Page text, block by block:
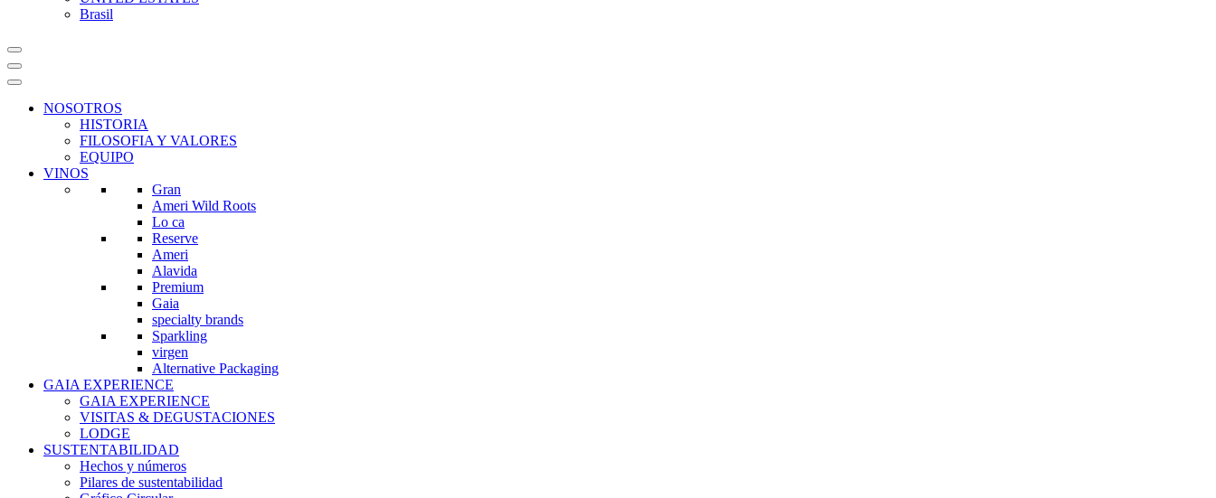
Brasil
NOSOTROS
HISTORIA
FILOSOFIA Y VALORES
EQUIPO
VINOS
Gran
Ameri Wild Roots
Lo ca
Reserve
Ameri
Alavida
Premium
Gaia
specialty brands
Sparkling
virgen
Alternative Packaging
GAIA EXPERIENCE
GAIA EXPERIENCE
VISITAS & DEGUSTACIONES
LODGE
SUSTENTABILIDAD
Hechos y números
Pilares de sustentabilidad